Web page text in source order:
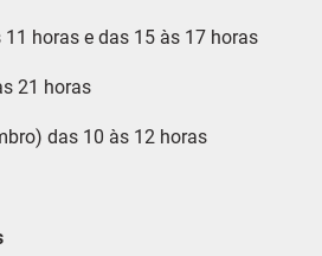
horas e das 15 às 17 horas
21 horas
das 10 às 12 horas